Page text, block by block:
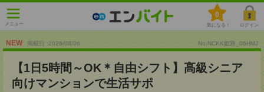
メニュー
0
気になる！ ログイン
NEW 掲載日 :2026/08/06 No.NCKK姫路_06HMJ
【1日5時間～OK＊自由シフト】高級シニア
向けマンションで生活サポ